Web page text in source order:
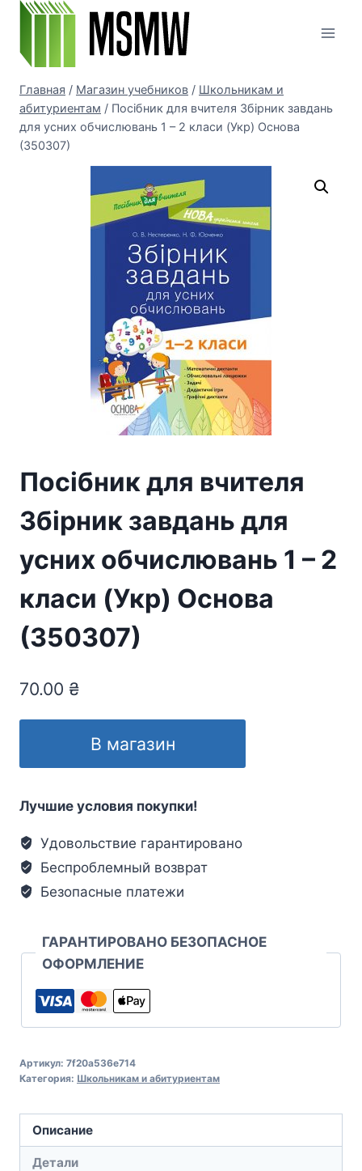
Перейти
содержимому
Главная / Магазин учебников / Школьникам и
абитуриентам / Посібник для вчителя Збірник завдань
для усних обчислювань 1 – 2 класи (Укр) Основа
(350307)
Посібник для вчителя
Збірник завдань для
усних обчислювань 1 – 2
класи (Укр) Основа
(350307)
70.00 ₴
В магазин
Лучшие условия покупки!
Удовольствие гарантировано
Беспроблемный возврат
Безопасные платежи
ГАРАНТИРОВАНО БЕЗОПАСНОЕ
ОФОРМЛЕНИЕ
Артикул: 7f20a536e714
Категория: Школьникам и абитуриентам
Описание
Детали